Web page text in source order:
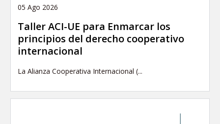
05 Ago 2026
Taller ACI-UE para Enmarcar los
principios del derecho cooperativo
internacional
La Alianza Cooperativa Internacional (...